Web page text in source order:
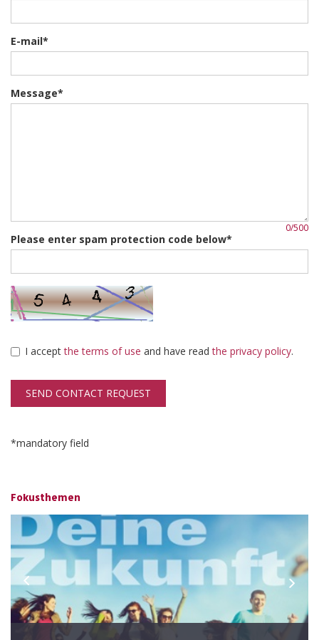
E-mail*
Message*
0/500
Please enter spam protection code below*
I acceptthe terms of use and have readthe privacy policy.
SEND CONTACT REQUEST
*mandatory field
Fokusthemen